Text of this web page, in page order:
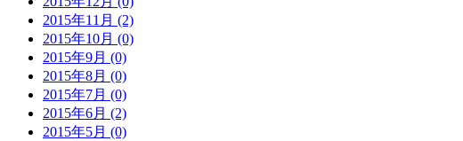
2015年11月 (2)
2015年10月 (0)
2015年9月 (0)
2015年8月 (0)
2015年7月 (0)
2015年6月 (2)
2015年5月 (0)